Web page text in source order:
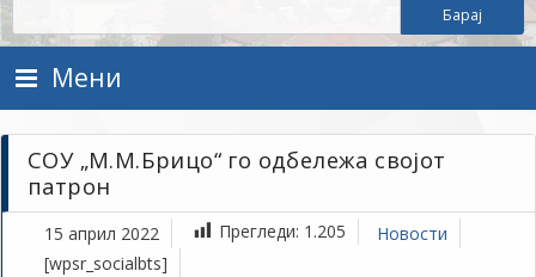
Општина Делчево
Мени
СОУ „М.М.Брицо“ го одбележа својот
патрон
15 април 2022 Прегледи: 1.205
Новости
[wpsr_socialbts]